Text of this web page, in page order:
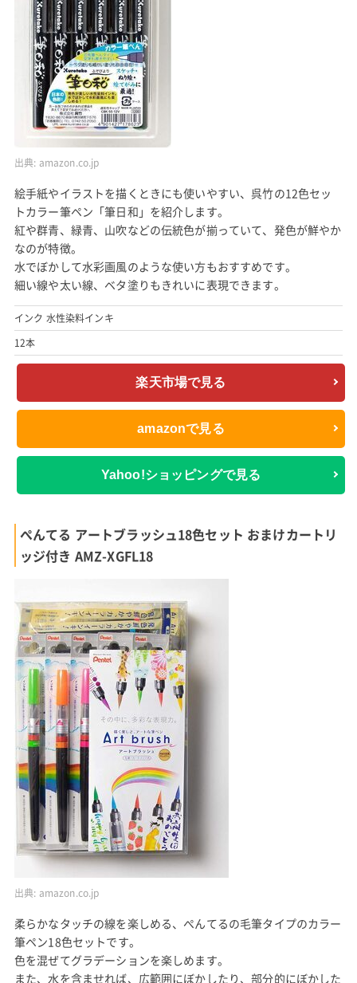
出典: amazon.co.jp
絵手紙やイラストを描くときにも使いやすい、呉竹の12色セッ
トカラー筆ペン「筆日和」を紹介します。
紅や群青、緑青、山吹などの伝統色が揃っていて、発色が鮮やか
なのが特徴。
水でぼかして水彩画風のような使い方もおすすめです。
細い線や太い線、ベタ塗りもきれいに表現できます。
インク 水性染料インキ
12本
楽天市場で見る
amazonで見る
Yahoo!ショッピングで見る
ぺんてる アートブラッシュ18色セット おまけカートリ
ッジ付き AMZ-XGFL18
出典: amazon.co.jp
柔らかなタッチの線を楽しめる、ぺんてるの毛筆タイプのカラー
筆ペン18色セットです。
色を混ぜてグラデーションを楽しめます。
また、水を含ませれば、広範囲にぼかしたり、部分的にぼかした